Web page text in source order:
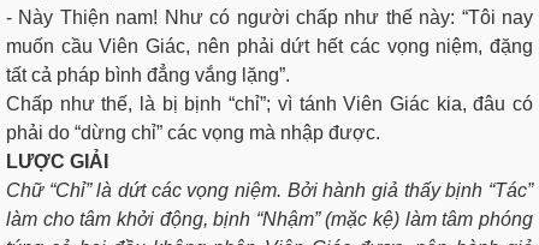
- Này Thiện nam! Như có người chấp như thế này: “Tôi nay
muốn cầu Viên Giác, nên phải dứt hết các vọng niệm, đặng
tất cả pháp bình đẳng vắng lặng”.
Chấp như thế, là bị bịnh “chỉ”; vì tánh Viên Giác kia, đâu có
phải do “dừng chỉ” các vọng mà nhập được.
LƯỢC GIẢI
Chữ “Chỉ” là dứt các vọng niệm. Bởi hành giả thấy bịnh “Tác”
làm cho tâm khởi động, bịnh “Nhậm” (mặc kệ) làm tâm phóng